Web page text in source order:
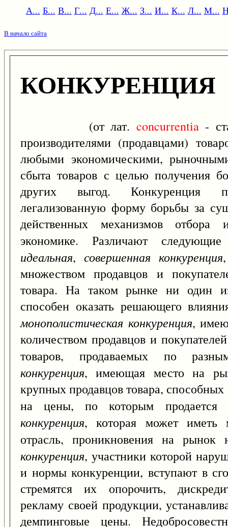
А... Б... В... Г... Д... Е... Ж... З... И... К... Л... М...
В начало сайта
КОНКУРЕНЦИЯ
(от лат. concurrentia-
производителями (продавцами)
любыми экономическими,
сбыта товаров с целью получения
других выгод. Конкуренция
легализованную форму борьбы за
действенных механизмов
экономике. Различают
идеальная, совершенная конкуренция
множеством продавцов и
товара. На таком рынке ни один
способен оказать решающего
монополистическая конкуренция,
количеством продавцов и
товаров, продаваемых по
конкуренция, имеющая место на
крупных продавцов товара,
на цены, по которым
конкуренция, которая может иметь
отрасль, проникновения на
конкуренция, участники которой
и нормы конкуренции, вступают в
стремятся их опорочить,
рекламу своей продукции,
демпинговые цены.